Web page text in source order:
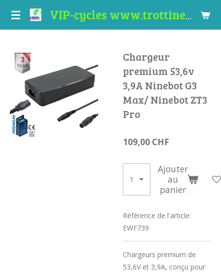
Passer
VIP-cycles www.trottinettes-valais.ch
Chargeur
premium 53,6v
3,9A Ninebot G3
Max/ Ninebot ZT3
Pro
109,00 CHF
Ajouter
au
panier
Référence de l'article:
EWF739
Chargeurs premium de
53,6V et 3,9A, conçu pour